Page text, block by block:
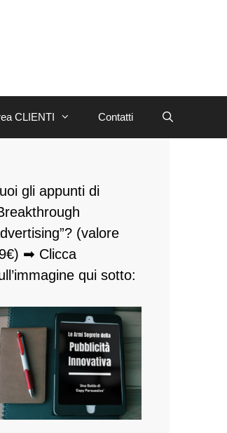
CLIENTI Contatti
gli appunti di
(valore
➡ Clicca
qui sotto: